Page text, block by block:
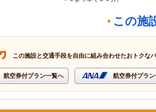
この施
この施設と交通手段を自由に組み合わせたおトクな
航空券付プラン一覧へ 航空券付プラ